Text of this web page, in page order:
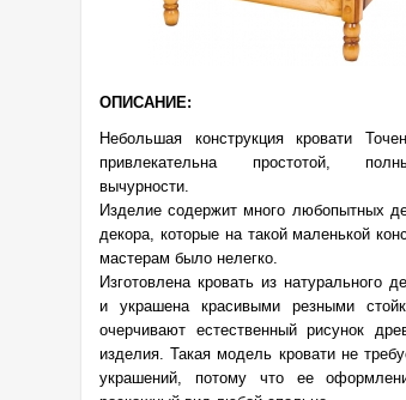
ОПИСАНИЕ:
Небольшая конструкция кровати
привлекательна простотой,
вычурности.
Изделие содержит много любопытных
декора, которые на такой маленькой
мастерам было нелегко.
Изготовлена кровать из натурального
и украшена красивыми резными
очерчивают естественный рисунок
изделия. Такая модель кровати не
украшений, потому что ее